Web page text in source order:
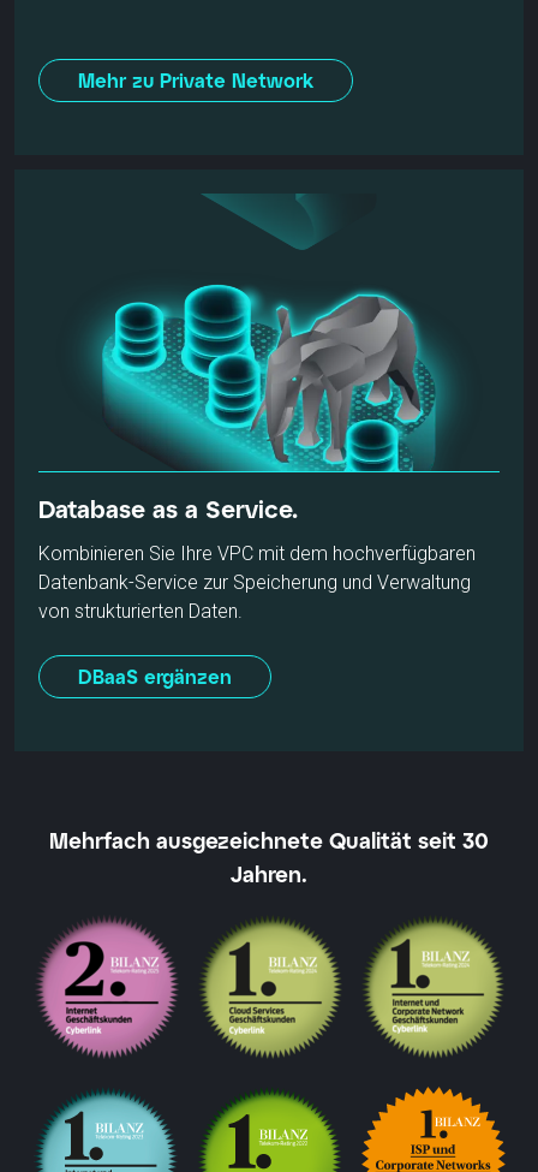
Mehr zu Private Network
Database as a Service.
Kombinieren Sie Ihre VPC mit dem hochverfügbaren
Datenbank-Service zur Speicherung und Verwaltung
von strukturierten Daten.
DBaaS ergänzen
Mehrfach ausgezeichnete Qualität seit 30
Jahren.